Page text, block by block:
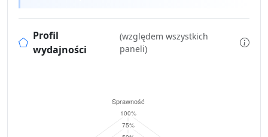
Profil
wydajności
(względem wszystkich
paneli)